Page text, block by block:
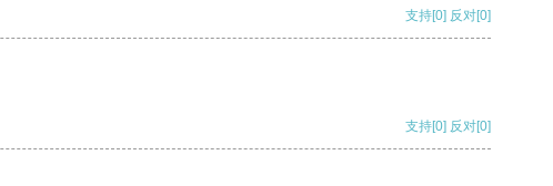
支持[0] 反对[0]
支持[0] 反对[0]